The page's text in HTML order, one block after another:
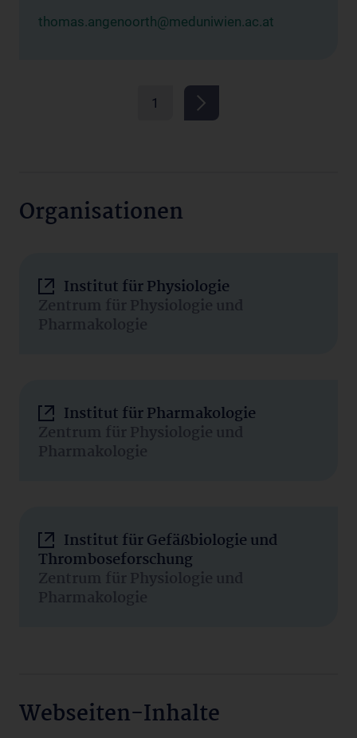
thomas.angenoorth@meduniwien.ac.at
1
Organisationen
Institut für Physiologie
Zentrum für Physiologie und
Pharmakologie
Institut für Pharmakologie
Zentrum für Physiologie und
Pharmakologie
Institut für Gefäßbiologie und
Thromboseforschung
Zentrum für Physiologie und
Pharmakologie
Webseiten-Inhalte